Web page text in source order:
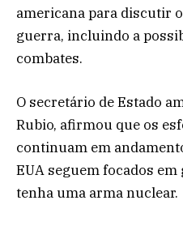
americana para discutir
guerra, incluindo a
combates.
O secretário de Estado
Rubio, afirmou que os
continuam em
EUA seguem focados
tenha uma arma nuclear.